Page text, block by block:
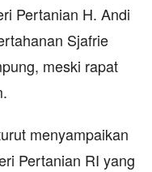
Pertanian H. Andi
Sjafrie
meski rapat
menyampaikan
Pertanian RI yang